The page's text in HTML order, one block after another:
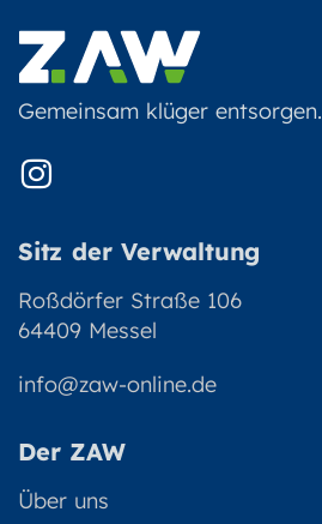
Gemeinsam klüger entsorgen.
Sitz der Verwaltung
Roßdörfer Straße 106
64409 Messel
info@zaw-online.de
Der ZAW
Über uns